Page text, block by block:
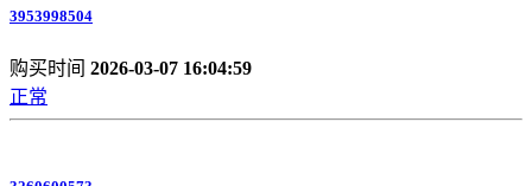
3953998504
购买时间 2026-03-07 16:04:59
正常